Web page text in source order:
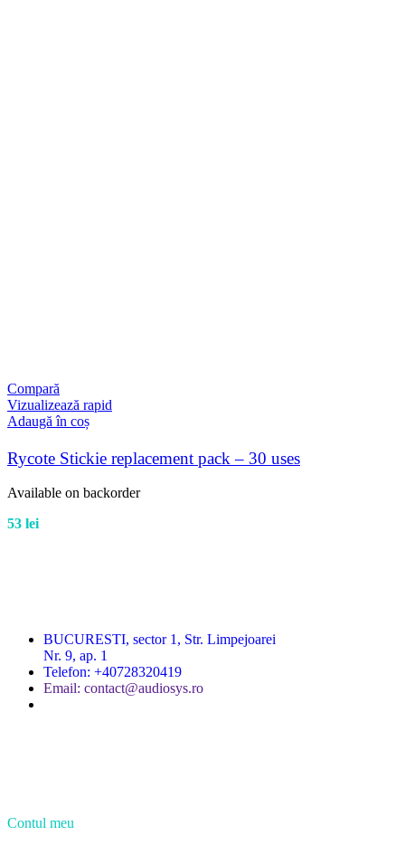
Compară
Vizualizează rapid
Adaugă în coș
Rycote Stickie replacement pack – 30 uses
Available on backorder
53 lei
BUCURESTI, sector 1, Str. Limpejoarei
Nr. 9, ap. 1
Telefon: +40728320419
Email: contact@audiosys.ro
Contul meu